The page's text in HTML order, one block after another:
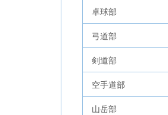
卓球部
弓道部
剣道部
空手道部
山岳部